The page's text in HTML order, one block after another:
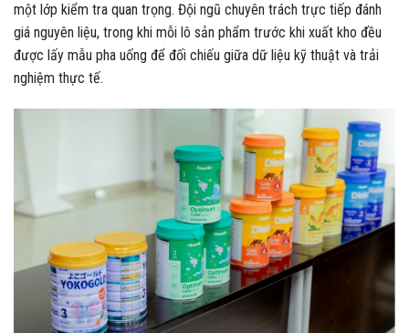
một lớp kiểm tra quan trọng. Đội ngũ chuyên trách trực tiếp đánh
giá nguyên liệu, trong khi mỗi lô sản phẩm trước khi xuất kho đều
được lấy mẫu pha uống để đối chiếu giữa dữ liệu kỹ thuật và trải
nghiệm thực tế.